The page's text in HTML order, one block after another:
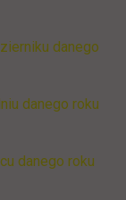
danego
danego roku
danego roku